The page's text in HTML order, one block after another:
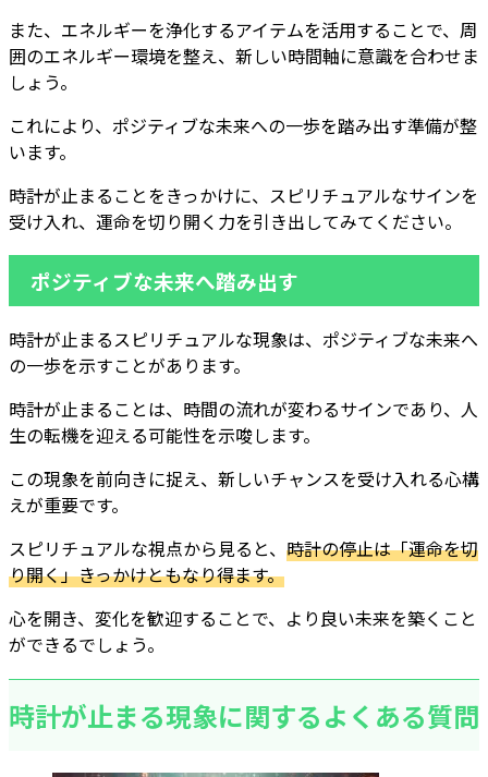
また、エネルギーを浄化するアイテムを活用することで、周
囲のエネルギー環境を整え、新しい時間軸に意識を合わせま
しょう。
これにより、ポジティブな未来への一歩を踏み出す準備が整
います。
時計が止まることをきっかけに、スピリチュアルなサインを
受け入れ、運命を切り開く力を引き出してみてください。
ポジティブな未来へ踏み出す
時計が止まるスピリチュアルな現象は、ポジティブな未来へ
の一歩を示すことがあります。
時計が止まることは、時間の流れが変わるサインであり、人
生の転機を迎える可能性を示唆します。
この現象を前向きに捉え、新しいチャンスを受け入れる心構
えが重要です。
スピリチュアルな視点から見ると、 時計の停止は「運命を切
り開く」きっかけともなり得ます。
心を開き、変化を歓迎することで、より良い未来を築くこと
ができるでしょう。
時計が止まる現象に関するよくある質問